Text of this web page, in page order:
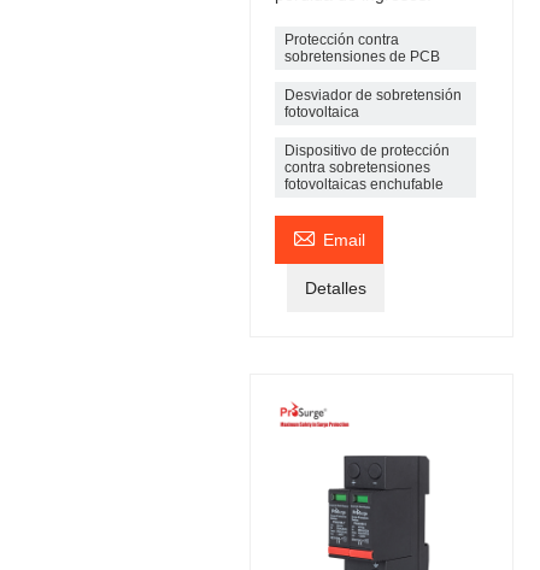
Protección contra
sobretensiones de PCB
Desviador de sobretensión
fotovoltaica
Dispositivo de protección
contra sobretensiones
fotovoltaicas enchufable
 Email
Detalles